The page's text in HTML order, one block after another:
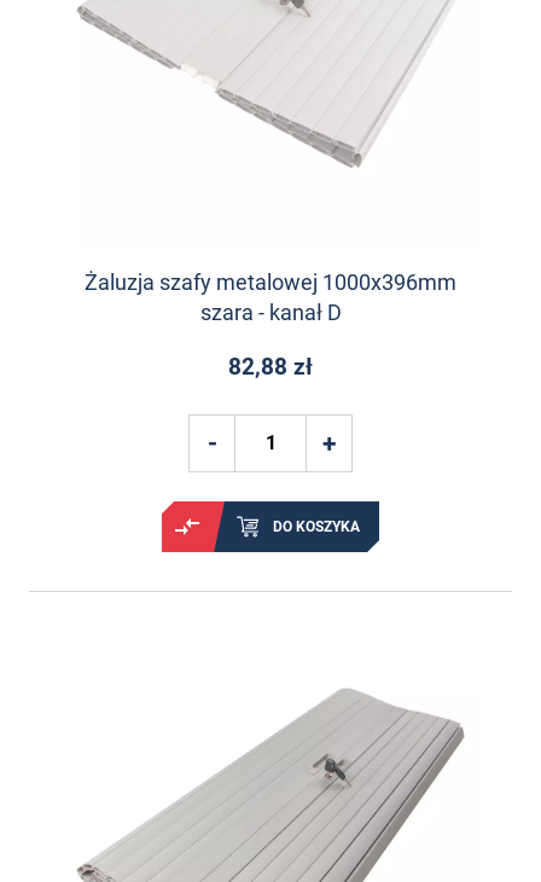
Żaluzja szafy metalowej 1000x396mm
szara - kanał D
82,88 zł
DO KOSZYKA